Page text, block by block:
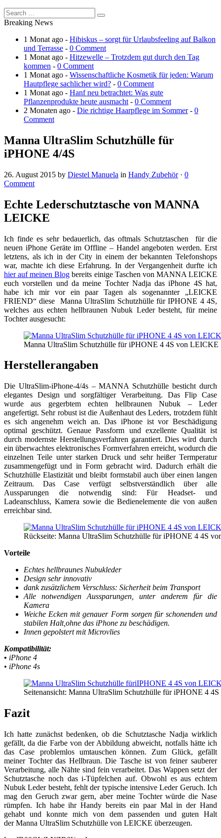
Breaking News
1 Monat ago - Hibiskus – sorgt für Urlaubsfeeling auf Balkon
und Terrasse - 0 Comment
1 Monat ago - Hitzewelle – Trotzdem gut durch den Tag
kommen - 0 Comment
1 Monat ago - Wissenschaftliche Kosmetik für jeden: Warum
Hautpflege sachlicher wird? - 0 Comment
1 Monat ago - Hanf neu betrachtet: Was gute
Pflanzenprodukte heute ausmacht - 0 Comment
2 Monaten ago - Die richtige Haarpflege im Sommer- 0
Comment
Manna UltraSlim Schutzhülle für
iPHONE 4/4S
26. August 2015 by Diestel Manuela in Handy Zubehör · 0
Comment
Echte Lederschutztasche von MANNA
LEICKE
Ich finde es sehr bedauerlich, das oftmals Schutztaschen für die
neuen iPhone Geräte im Offline – Handel angeboten werden. Erst
letztens, als ich in der City in einem der bekannten Telefonshops
war, machte ich diese Erfahrung. In der Vergangenheit durfte ich
hier auf meinen Blog bereits einige Taschen von MANNA LEICKE
euch vorstellen und da meine Tochter Nadja das iPhone 4S hat,
habe ich mir vor ein paar Tagen als sogenannter „LEICKE
FRIEND“ diese Manna UltraSlim Schutzhülle für IPHONE 4 4S,
welches aus echten hellbraunen Nubuk Leder besteht, für meine
Tochter ausgesucht:
Manna UltraSlim Schutzhülle für iPHONE 4 4S von LEICKE
Herstellerangaben
Die UltraSlim-iPhone-4/4s – MANNA Schutzhülle besticht durch
elegantes Design und sorgfältiger Verarbeitung. Das Flip Case
wurde aus gegerbtem echten hellbraunen Nubuk – Leder
angefertigt. Sehr robust ist die Außenhaut des Leders, trotzdem fühlt
es sich angenehm weich an. Das iPhone ist vor Beschädigung
optimal geschützt. Genaue Passform und exzellente Qualität ist
durch modernste Herstellungsverfahren garantiert. Dies wird durch
ein überwachtes elektronisches Formverfahren erreicht, wodurch die
einzelnen Teile unter starken Druck und sehr heißer Termperatur
zusammengefügt und in Form gebracht wird. Dadurch erhält die
Schutzhülle Elastizität und bleibt formstabil auch über einen langen
Zeitraum. Das Case verfügt selbstverständlich über alle
Aussparungen die notwendig sind: Für Headset- und
Ladeanschluss, Kamera sowie die Bedienelemente die von außen
erreichbar sind.
Rückseite: Manna UltraSlim Schutzhülle für iPHONE 4 4S
Vorteile
Echtes hellbraunes Nubukleder
Design sehr innovativ
dank zusätzlichem Verschluss: Sicherheit beim Transport
Alle notwendigen Aussparungen, unter anderem für die
Kamera
Weiche Ecken mit genauer Form sorgen für schonenden und
stabilen Halt,ohne das iPhone zu beschädigen.
Innen gepolstert mit Microvlies
Kompatibilität:
• iPhone 4
• iPhone 4s
Seitenansicht: Manna UltraSlim Schutzhülle für iPHONE 4
Fazit
Ich hatte zunächst bedenken, ob die Schutztasche Nadja wirklich
gefällt, da die Farbe von der Abbildung abweicht, notfalls hätte ich
das Case problemlos umtauschen können. Zum Glück, gefällt
meiner Tochter das Hellbraun. Die Tasche ist von feiner sauberer
Verarbeitung, alle Nähte sind fein verarbeitet. Das Wappen setzt der
Schutztasche noch das i-Tüpfelchen auf. Obwohl es aus echtem
Nubuk Leder besteht, fehlt der typische intensive Leder Geruch. Ich
mag den Geruch zwar gern, aber meine Tochter würde die Nase
rümpfen. Ich habe ihr Handy bereits ein paar Mal in der Hand
gehabt und konnte mich von dem passenden und guten Halt
der Manna UltraSlim Schutzhülle von LEICKE überzeugen.